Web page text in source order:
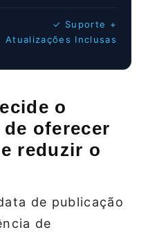
✓ Suporte +
Atualizações Inclusas
o
oferecer
reduzir o
de publicação
de